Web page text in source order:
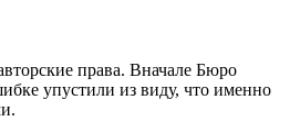
права. Вначале Бюро
упустили из виду, что именно